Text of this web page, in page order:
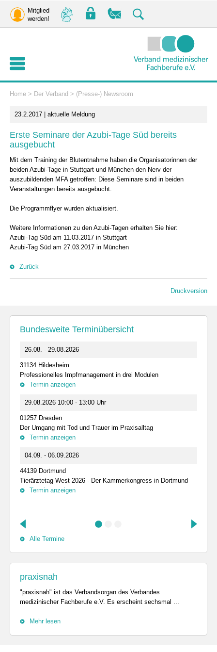
Mitglied
werden!
Home > Der Verband > (Presse-) Newsroom
23.2.2017 | aktuelle Meldung
Erste Seminare der Azubi-Tage Süd bereits
ausgebucht
Mit dem Training der Blutentnahme haben die Organisatorinnen der
beiden Azubi-Tage in Stuttgart und München den Nerv der
auszubildenden MFA getroffen: Diese Seminare sind in beiden
Veranstaltungen bereits ausgebucht.
Die Programmflyer wurden aktualisiert.
Weitere Informationen zu den Azubi-Tagen erhalten Sie hier:
Azubi-Tag Süd am 11.03.2017 in Stuttgart
Azubi-Tag Süd am 27.03.2017 in München
Zurück
Druckversion
Bundesweite Terminübersicht
26.08. - 29.08.2026
31134 Hildesheim
Professionelles Impfmanagement in drei Modulen
Termin anzeigen
29.08.2026 10:00 - 13:00 Uhr
01257 Dresden
Der Umgang mit Tod und Trauer im Praxisalltag
Termin anzeigen
04.09. - 06.09.2026
44139 Dortmund
Tierärztetag West 2026 - Der Kammerkongress in Dortmund
Termin anzeigen
Alle Termine
praxisnah
"praxisnah" ist das Verbandsorgan des Verbandes
medizinischer Fachberufe e.V. Es erscheint sechsmal ...
Mehr lesen